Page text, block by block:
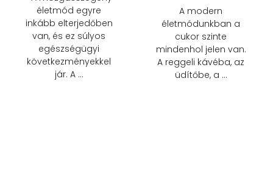
életmód egyre
inkább elterjedőben
van, és ez súlyos
egészségügyi
következményekkel
jár. A …
A modern
életmódunkban a
cukor szinte
mindenhol jelen van.
A reggeli kávéba, az
üdítőbe, a …